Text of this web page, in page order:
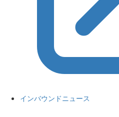
インバウンドニュース